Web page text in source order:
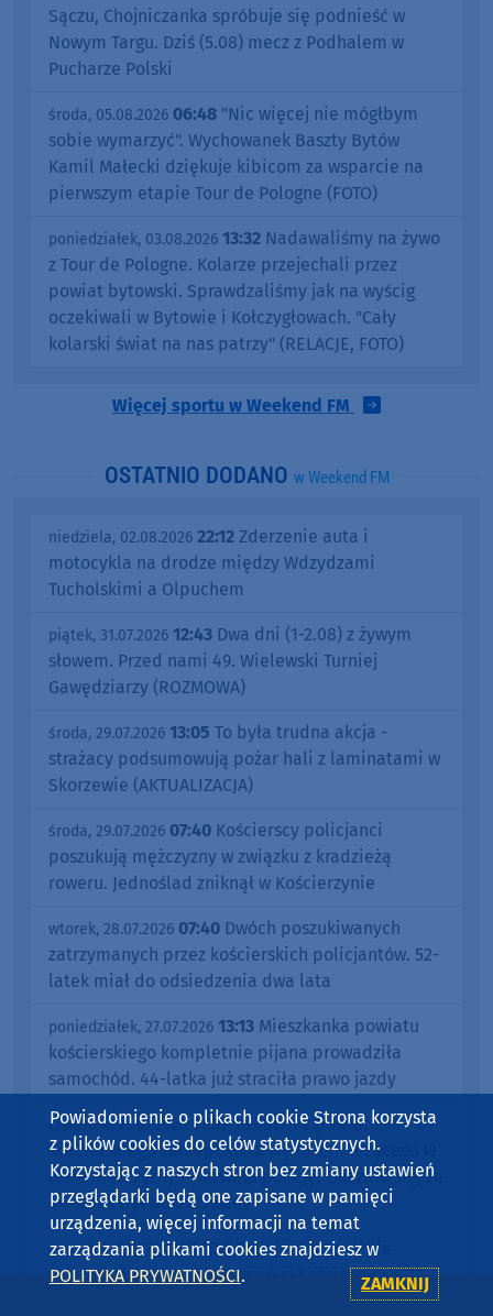
Sączu, Chojniczanka spróbuje się podnieść w
Nowym Targu. Dziś (5.08) mecz z Podhalem w
Pucharze Polski
środa, 05.08.2026 06:48 "Nic więcej nie mógłbym
sobie wymarzyć". Wychowanek Baszty Bytów
Kamil Małecki dziękuje kibicom za wsparcie na
pierwszym etapie Tour de Pologne (FOTO)
poniedziałek, 03.08.2026 13:32 Nadawaliśmy na żywo
z Tour de Pologne. Kolarze przejechali przez
powiat bytowski. Sprawdzaliśmy jak na wyścig
oczekiwali w Bytowie i Kołczygłowach. "Cały
kolarski świat na nas patrzy" (RELACJE, FOTO)
Więcej sportu w Weekend FM
OSTATNIO DODANO w Weekend FM
niedziela, 02.08.2026 22:12 Zderzenie auta i
motocykla na drodze między Wdzydzami
Tucholskimi a Olpuchem
piątek, 31.07.2026 12:43 Dwa dni (1-2.08) z żywym
słowem. Przed nami 49. Wielewski Turniej
Gawędziarzy (ROZMOWA)
środa, 29.07.2026 13:05 To była trudna akcja -
strażacy podsumowują pożar hali z laminatami w
Skorzewie (AKTUALIZACJA)
środa, 29.07.2026 07:40 Kościerscy policjanci
poszukują mężczyzny w związku z kradzieżą
roweru. Jednoślad zniknął w Kościerzynie
wtorek, 28.07.2026 07:40 Dwóch poszukiwanych
zatrzymanych przez kościerskich policjantów. 52-
latek miał do odsiedzenia dwa lata
poniedziałek, 27.07.2026 13:13 Mieszkanka powiatu
kościerskiego kompletnie pijana prowadziła
samochód. 44-latka już straciła prawo jazdy
czwartek, 23.07.2026 11:5718-latka z powiatu
kościerskiego zaniepokoiła się losem leżącego w
lesie mężczyzny i wezwała policję. Okazało się, że
44-latek był poszukiwany
czwartek, 23.07.2026 11:30Policjant po służbie
zatrzymał pijanego kierowcę w Kościerzynie. 29-
latek usłyszał wyrok w trybie przyspieszonym
Powiadomienie o plikach cookie Strona korzysta
z plików cookies do celów statystycznych.
Korzystając z naszych stron bez zmiany ustawień
przeglądarki będą one zapisane w pamięci
urządzenia, więcej informacji na temat
zarządzania plikami cookies znajdziesz w
POLITYKA PRYWATNOŚCI. ZAMKNIJ